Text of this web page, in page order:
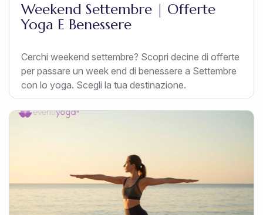
Weekend Settembre | Offerte
Yoga E Benessere
Cerchi weekend settembre? Scopri decine di offerte
per passare un week end di benessere a Settembre
con lo yoga. Scegli la tua destinazione.